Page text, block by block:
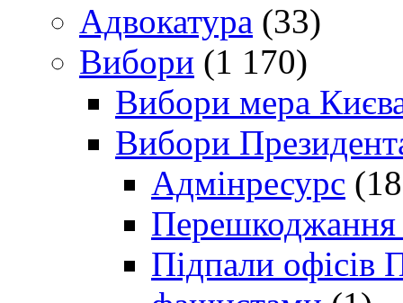
Адвокатура (33)
Вибори (1 170)
Вибори мера
Вибори
Адмінресурс
Перешкоджання
Підпали офісів